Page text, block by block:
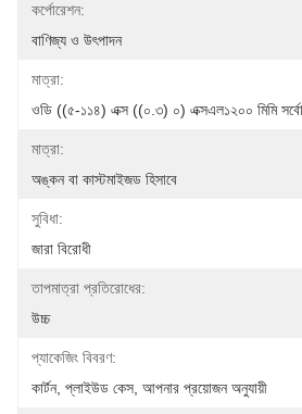
কর্পোরেশন:
বাণিজ্য ও উৎপাদন
মাত্রা:
ওডি ((৫-১১৪) এক্স ((০.৩) ০) এক্সএল১২০০ মিমি
মাত্রা:
অঙ্কন বা কাস্টমাইজড হিসাবে
সুবিধা:
জারা বিরোধী
তাপমাত্রা প্রতিরোধের:
উচ্চ
প্যাকেজিং বিবরণ:
কার্টন, প্লাইউড কেস, আপনার প্রয়োজন অনুযায়ী